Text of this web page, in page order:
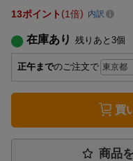
13ポイント 1倍 内訳
在庫あり 残りあと 3個
正午までのご注文で
買
商品